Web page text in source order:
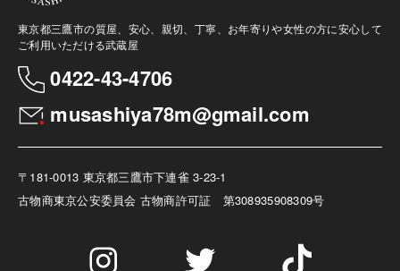
東京都三鷹市の質屋、安心、親切、丁寧、お年寄りや女性の方に安心して
ご利用いただける武蔵屋
0422-43-4706
musashiya78m@gmail.com
〒181-0013 東京都三鷹市下連雀 3-23-1
古物商東京公安委員会 古物商許可証 第308935908309号